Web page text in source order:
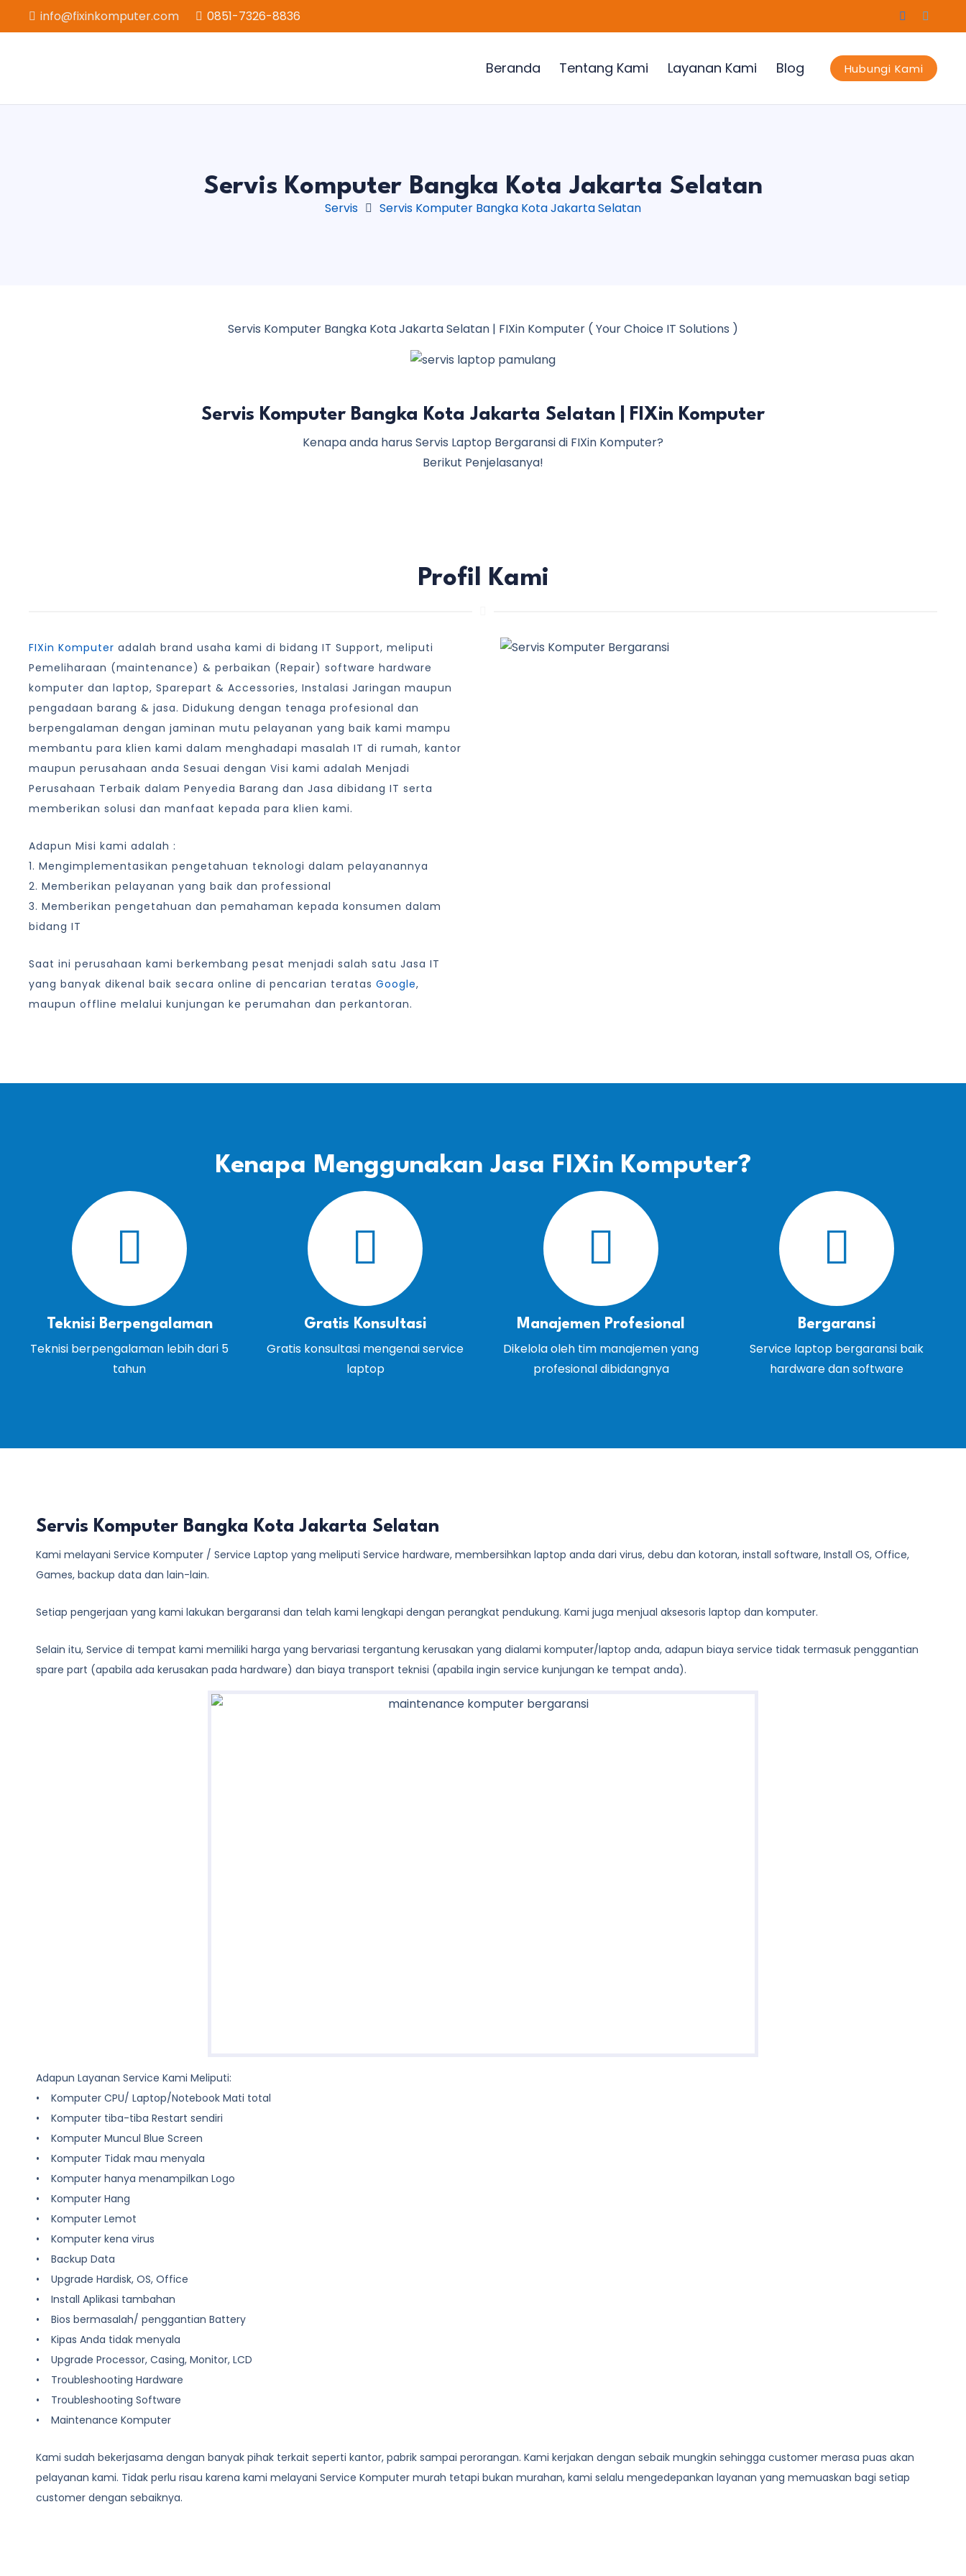
info@fixinkomputer.com 0851-7326-8836
Beranda Tentang Kami Layanan Kami Blog Hubungi Kami
Servis Komputer Bangka Kota Jakarta Selatan
Servis Servis Komputer Bangka Kota Jakarta Selatan
Servis Komputer Bangka Kota Jakarta Selatan | FIXin Komputer ( Your Choice IT Solutions )
Servis Komputer Bangka Kota Jakarta Selatan | FIXin Komputer
Kenapa anda harus Servis Laptop Bergaransi di FIXin Komputer?
Berikut Penjelasanya!
Profil Kami
FIXin Komputer adalah brand usaha kami di bidang IT Support, meliputi
Pemeliharaan (maintenance) & perbaikan (Repair) software hardware
komputer dan laptop, Sparepart & Accessories, Instalasi Jaringan maupun
pengadaan barang & jasa. Didukung dengan tenaga profesional dan
berpengalaman dengan jaminan mutu pelayanan yang baik kami mampu
membantu para klien kami dalam menghadapi masalah IT di rumah, kantor
maupun perusahaan anda Sesuai dengan Visi kami adalah Menjadi
Perusahaan Terbaik dalam Penyedia Barang dan Jasa dibidang IT serta
memberikan solusi dan manfaat kepada para klien kami.
Adapun Misi kami adalah :
1. Mengimplementasikan pengetahuan teknologi dalam pelayanannya
2. Memberikan pelayanan yang baik dan professional
3. Memberikan pengetahuan dan pemahaman kepada konsumen dalam
bidang IT
Saat ini perusahaan kami berkembang pesat menjadi salah satu Jasa IT
yang banyak dikenal baik secara online di pencarian teratas Google,
maupun offline melalui kunjungan ke perumahan dan perkantoran.
Kenapa Menggunakan Jasa FIXin Komputer?
Teknisi Berpengalaman
Teknisi berpengalaman lebih dari 5
tahun
Gratis Konsultasi
Gratis konsultasi mengenai service
laptop
Manajemen Profesional
Dikelola oleh tim manajemen yang
profesional dibidangnya
Bergaransi
Service laptop bergaransi baik
hardware dan software
Servis Komputer Bangka Kota Jakarta Selatan
Kami melayani Service Komputer / Service Laptop yang meliputi Service hardware, membersihkan laptop anda dari virus, debu dan kotoran, install software, Install OS, Office,
Games, backup data dan lain-lain.
Setiap pengerjaan yang kami lakukan bergaransi dan telah kami lengkapi dengan perangkat pendukung. Kami juga menjual aksesoris laptop dan komputer.
Selain itu, Service di tempat kami memiliki harga yang bervariasi tergantung kerusakan yang dialami komputer/laptop anda, adapun biaya service tidak termasuk penggantian
spare part (apabila ada kerusakan pada hardware) dan biaya transport teknisi (apabila ingin service kunjungan ke tempat anda).
Adapun Layanan Service Kami Meliputi:
• Komputer CPU/ Laptop/Notebook Mati total
• Komputer tiba-tiba Restart sendiri
• Komputer Muncul Blue Screen
• Komputer Tidak mau menyala
• Komputer hanya menampilkan Logo
• Komputer Hang
• Komputer Lemot
• Komputer kena virus
• Backup Data
• Upgrade Hardisk, OS, Office
• Install Aplikasi tambahan
• Bios bermasalah/ penggantian Battery
• Kipas Anda tidak menyala
• Upgrade Processor, Casing, Monitor, LCD
• Troubleshooting Hardware
• Troubleshooting Software
• Maintenance Komputer
Kami sudah bekerjasama dengan banyak pihak terkait seperti kantor, pabrik sampai perorangan. Kami kerjakan dengan sebaik mungkin sehingga customer merasa puas akan
pelayanan kami. Tidak perlu risau karena kami melayani Service Komputer murah tetapi bukan murahan, kami selalu mengedepankan layanan yang memuaskan bagi setiap
customer dengan sebaiknya.